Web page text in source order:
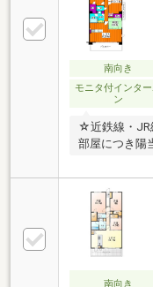
南向き
モニタ付インタ
ン
☆近鉄線・JR
部屋につき陽
です☆スーパ
施設充実の
南向き